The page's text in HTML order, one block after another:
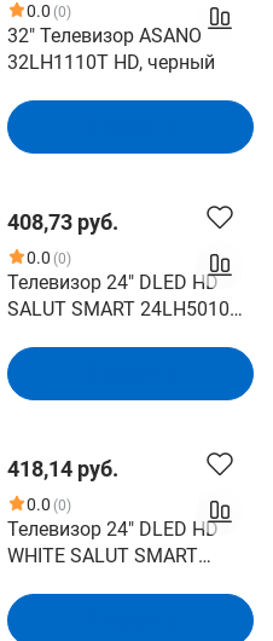
0.0 (0)
32" Телевизор ASANO
32LH1110T HD, черный
408,73 руб.
0.0 (0)
Телевизор 24" DLED HD
SALUT SMART 24LH5010T
418,14 руб.
0.0 (0)
Телевизор 24" DLED HD
WHITE SALUT SMART